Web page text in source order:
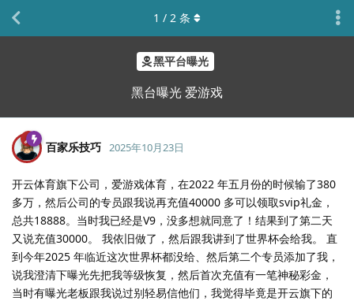
黑平台曝光
黑台曝光 爱游戏
1 / 2 条
百家乐技巧 2025年10月23日
开云体育旗下公司，爱游戏体育，在2022 年五月份的时候输了380
多万，然后公司的专员跟我说再充值40000 多可以领取svip礼金，
总共18888。当时我已经是V9，没多想就同意了！结果到了第二天
又说充值30000。 我依旧做了，然后跟我讲到了世界杯会给我。 直
到今年2025 年临近这次世界杯都没给、然后第二个专员添加了我，
说我澄清下曝光先把我等级恢复，然后首次充值有一笔神秘彩金，
当时有曝光老板跟我说过别轻易信他们，我觉得毕竟是开云旗下的